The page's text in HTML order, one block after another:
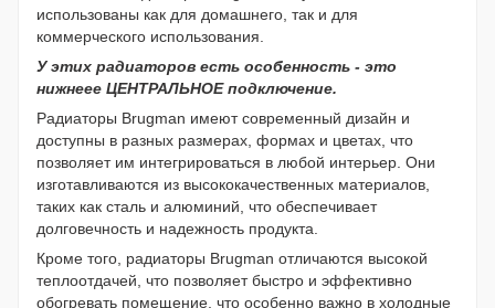
использованы как для домашнего, так и для
коммерческого использования.
У этих радиаторов есть особенность - это
нижнеее ЦЕНТРАЛЬНОЕ подключение.
Радиаторы Brugman имеют современный дизайн и
доступны в разных размерах, формах и цветах, что
позволяет им интегрироваться в любой интерьер. Они
изготавливаются из высококачественных материалов,
таких как сталь и алюминий, что обеспечивает
долговечность и надежность продукта.
Кроме того, радиаторы Brugman отличаются высокой
теплоотдачей, что позволяет быстро и эффективно
обогревать помещение, что особенно важно в холодные